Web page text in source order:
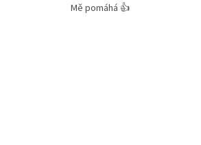
Mě pomáhá 👍